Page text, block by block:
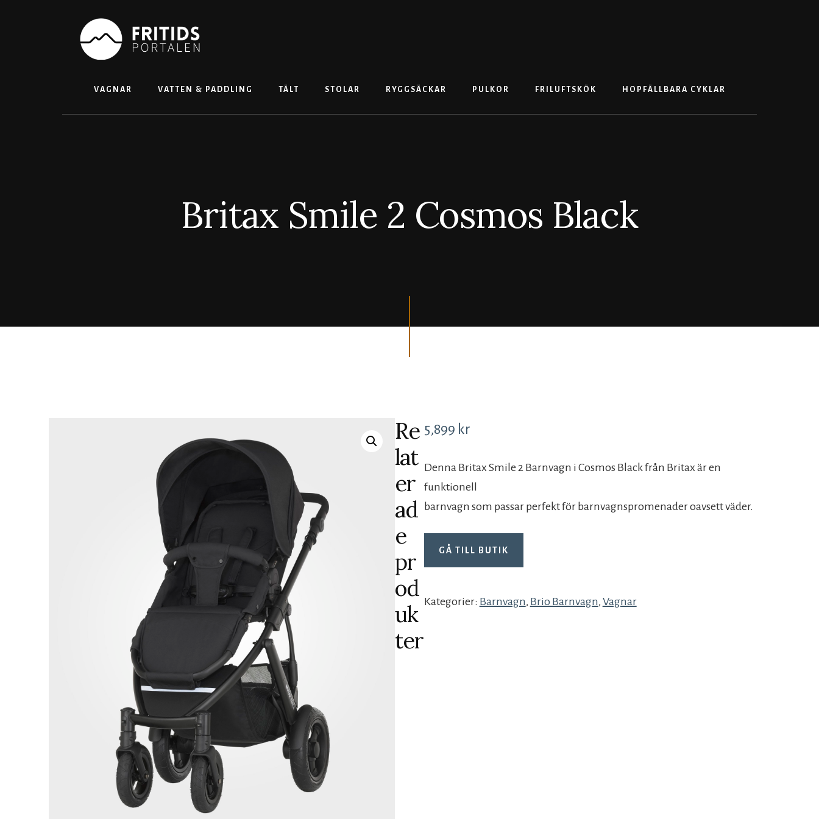
VAGNAR VATTEN & PADDLING TÄLT STOLAR RYGGSÄCKAR PULKOR FRILUFTSKÖK HOPFÄLLBARA CYKLAR
Britax Smile 2 Cosmos Black
5,899 kr
Denna Britax Smile 2 Barnvagn i Cosmos Black från Britax är en
funktionell
barnvagn som passar perfekt för barnvagnspromenader oavsett väder.
GÅ TILL BUTIK
Kategorier: Barnvagn, Brio Barnvagn, Vagnar
Re
lat
er
ad
e
pr
od
uk
ter